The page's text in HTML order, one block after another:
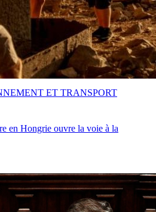
en Hongrie ouvre la voie à la
ET TRANSPORT